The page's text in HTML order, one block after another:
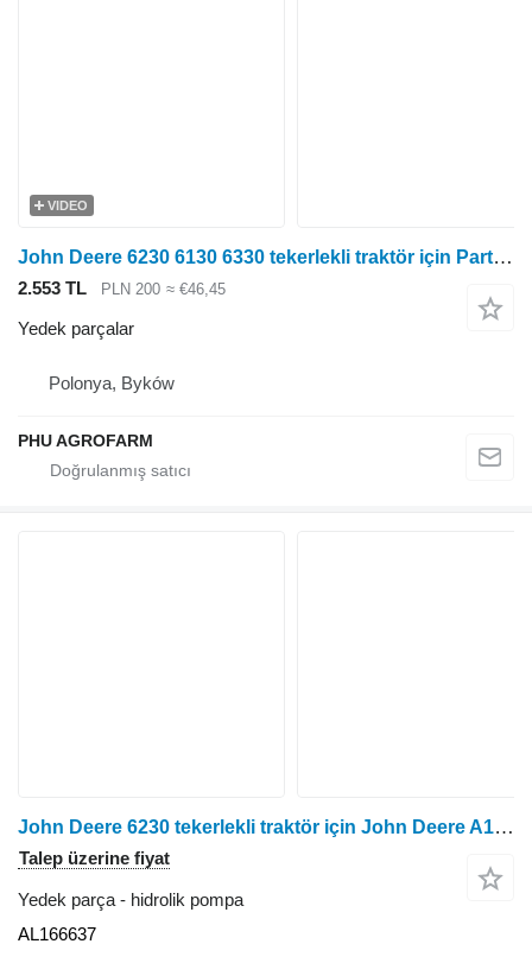
VIDEO
John Deere 6230 6130 6330 tekerlekli traktör için Parts, ersatzteile, pieces John Deere 6230 6130 6330 parçalar, yedek parçalar, parçalar
2.553 TL PLN 200 ≈ €46,45
Yedek parçalar
Polonya, Byków
PHU AGROFARM
John Deere 6230 tekerlekli traktör için John Deere A10VO28DFR1/52R-HTC40N00-S2020 AL166637 hidrolik pompa
Talep üzerine fiyat
Yedek parça - hidrolik pompa
AL166637